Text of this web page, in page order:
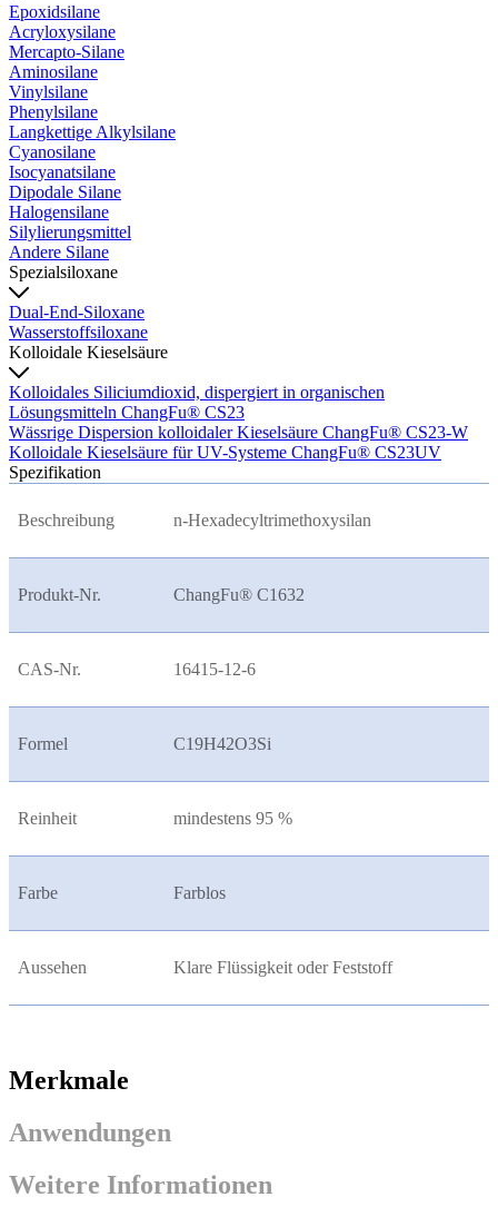
Epoxidsilane
Acryloxysilane
Mercapto-Silane
Aminosilane
Vinylsilane
Phenylsilane
Langkettige Alkylsilane
Cyanosilane
Isocyanatsilane
Dipodale Silane
Halogensilane
Silylierungsmittel
Andere Silane
Spezialsiloxane
Dual-End-Siloxane
Wasserstoffsiloxane
Kolloidale Kieselsäure
Kolloidales Siliciumdioxid, dispergiert in organischen
Lösungsmitteln ChangFu® CS23
Wässrige Dispersion kolloidaler Kieselsäure ChangFu® CS23-W
Kolloidale Kieselsäure für UV-Systeme ChangFu® CS23UV
Spezifikation
Beschreibung n-Hexadecyltrimethoxysilan
Produkt-Nr. ChangFu® C1632
CAS-Nr. 16415-12-6
Formel C19H42O3Si
Reinheit mindestens 95 %
Farbe Farblos
Aussehen Klare Flüssigkeit oder Feststoff
Merkmale
Anwendungen
Weitere Informationen